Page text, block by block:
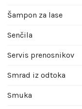
Šampon za lase
Senčila
Servis prenosnikov
Smrad iz odtoka
Smuka